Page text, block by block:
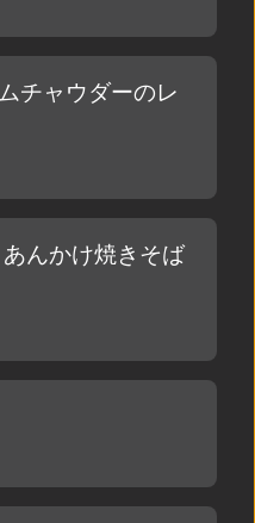
チャウダーのレ
んかけ焼きそば